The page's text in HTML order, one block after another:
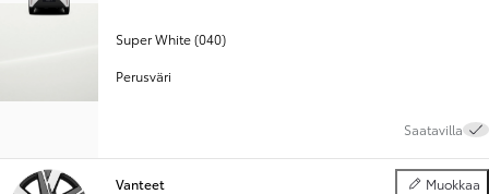
Super White (040)
Perusväri
Saatavilla
Vanteet Muokkaa